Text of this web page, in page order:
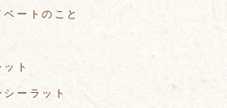
ベートのこと
ト
シーラット